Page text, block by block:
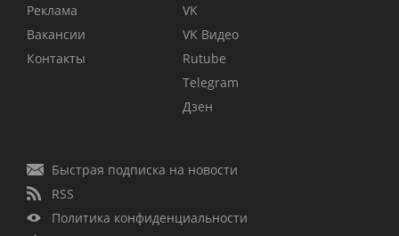
Реклама
Вакансии
Контакты
VK
VK Видео
Rutube
Telegram
Дзен
Быстрая подписка на новости
RSS
Политика конфиденциальности